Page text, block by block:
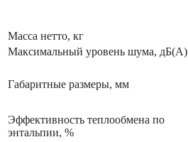
Масса нетто, кг
Максимальный уровень шума, дБ(А)
Габаритные размеры, мм
Эффективность теплообмена по
энтальпии, %